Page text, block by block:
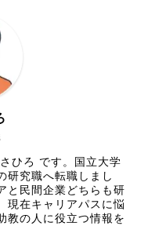
ひろ です。国立大学
研究職へ転職しまし
と民間企業どちらも研
現在キャリアパスに悩
教の人に役立つ情報を